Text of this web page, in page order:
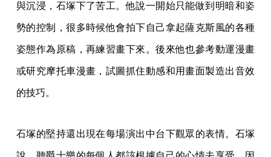
與沉浸，石塚下了苦工。他說一開始只能做到明暗和姿
勢的控制，很多時候他會拍下自己拿起薩克斯風的各種
姿態作為原稿，再練習畫下來。後來他也參考動運漫畫
或研究摩托車漫畫，試圖抓住動感和用畫面製造出音效
的技巧。
石塚的堅持還出現在每場演出中台下觀眾的表情。石塚